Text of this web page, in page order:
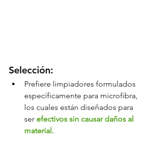
Selección:
Prefiere limpiadores formulados
específicamente para microfibra,
los cuales están diseñados para
ser efectivos sin causar daños al
material.